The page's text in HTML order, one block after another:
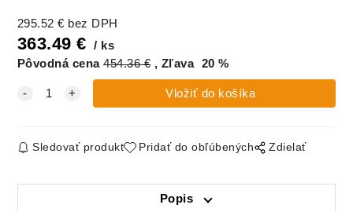
295.52 € bez DPH
363.49 €
ks
Pôvodná cena 454.36€ Zľava 20 %
Sledovať produkt Pridať do obľúbených Zdielať
Popis